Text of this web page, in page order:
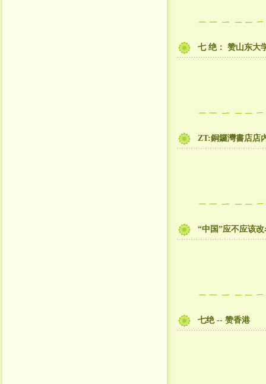
七 绝： 赞山东大
ZT:銅鑼灣書店店
“中国”应不应该
七绝 -- 赞香港